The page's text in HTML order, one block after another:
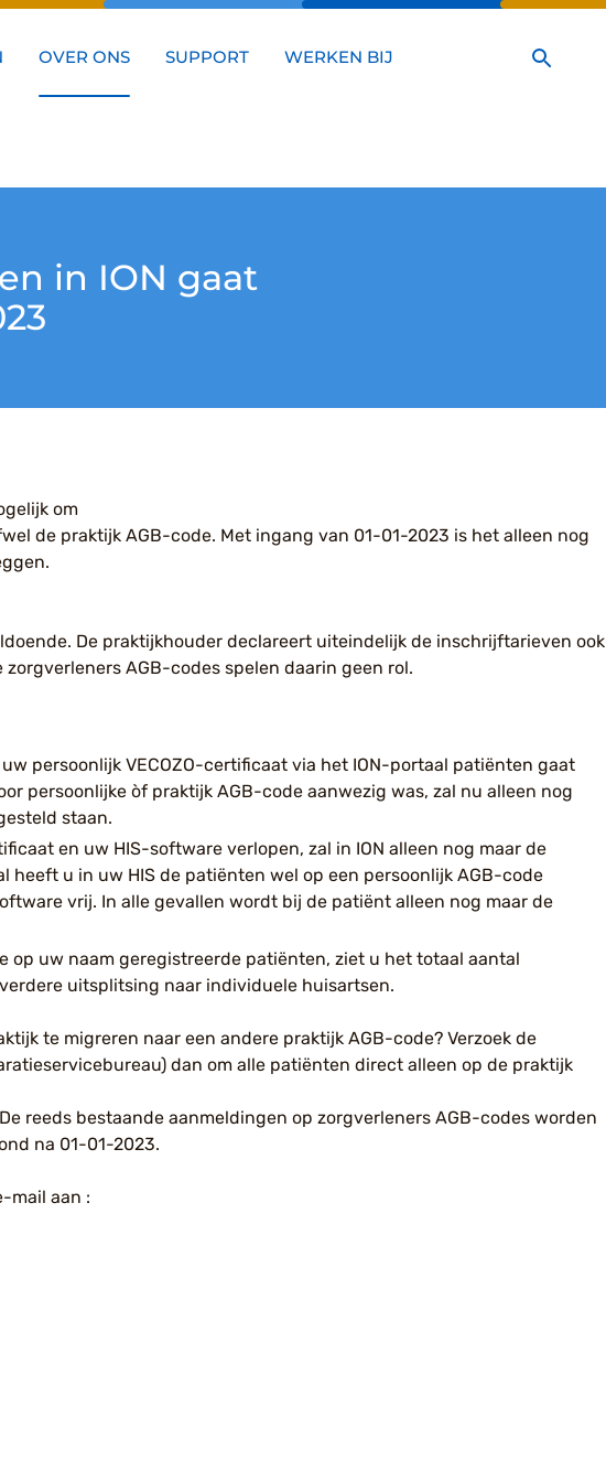
OVER ONS SUPPORT WERKEN BIJ
in ION gaat
om
de praktijk AGB-code. Met ingang van 01-01-2023 is het alleen nog
De praktijkhouder declareert uiteindelijk de inschrijftarieven ook
AGB-codes spelen daarin geen rol.
persoonlijk VECOZO-certificaat via het ION-portaal patiënten gaat
persoonlijke òf praktijk AGB-code aanwezig was, zal nu alleen nog
staan.
en uw HIS-software verlopen, zal in ION alleen nog maar de
heeft u in uw HIS de patiënten wel op een persoonlijk AGB-code
vrij. In alle gevallen wordt bij de patiënt alleen nog maar de
op uw naam geregistreerde patiënten, ziet u het totaal aantal
uitsplitsing naar individuele huisartsen.
te migreren naar een andere praktijk AGB-code? Verzoek de
dan om alle patiënten direct alleen op de praktijk
reeds bestaande aanmeldingen op zorgverleners AGB-codes worden
na 01-01-2023.
mail aan :